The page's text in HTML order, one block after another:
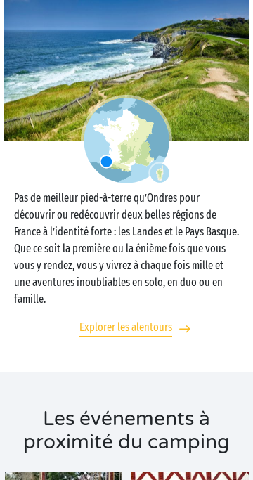
Pas de meilleur pied-à-terre qu’Ondres pour
découvrir ou redécouvrir deux belles régions de
France à l’identité forte : les Landes et le Pays Basque.
Que ce soit la première ou la énième fois que vous
vous y rendez, vous y vivrez à chaque fois mille et
une aventures inoubliables en solo, en duo ou en
famille.
Explorer les alentours
Les événements à
proximité du camping